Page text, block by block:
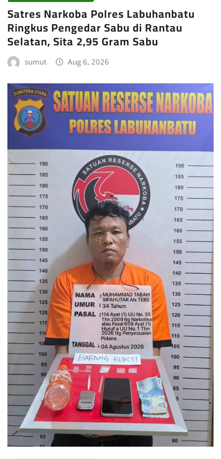
Satres Narkoba Polres Labuhanbatu
Ringkus Pengedar Sabu di Rantau
Selatan, Sita 2,95 Gram Sabu
sumut Aug 6, 2026